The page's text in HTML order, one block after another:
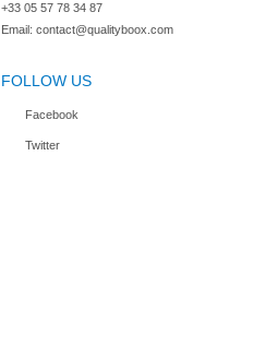
+33 05 57 78 34 87
Email: contact@qualityboox.com
FOLLOW US
Facebook
Twitter